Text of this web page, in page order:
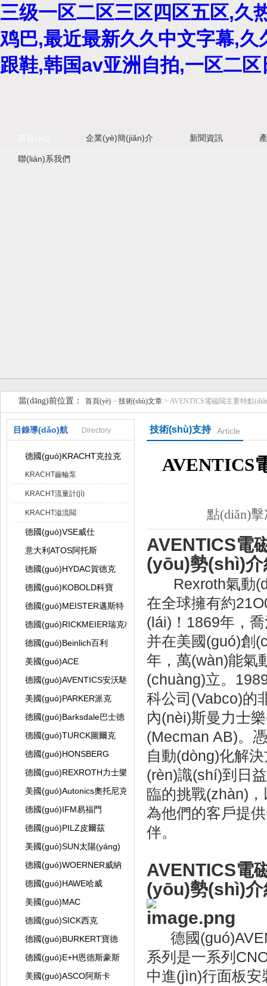
三级一区二区三区四区五区,久
鸡巴,最近最新久久中文字幕,
跟鞋,韩国av亚洲自拍,一区二
上海維特銳實(shí)業(yè)發(fā)展有限公司
企業(yè)簡(jiǎn)介 新聞資訊
聯(lián)系我們
當(dāng)前位置： 首頁(yè) > 技術(shù)文章 > AVENTICS電磁閥主要特點
目錄導(dǎo)航 Directory
德國(guó)KRACHT克拉克
KRACHT齒輪泵
KRACHT流量計(jì)
KRACHT溢流閥
德國(guó)VSE威仕
意大利ATOS阿托斯
德國(guó)HYDAC賀德克
德國(guó)KOBOLD科寶
德國(guó)MEISTER邁斯特
德國(guó)RICKMEIER瑞克梅爾
德國(guó)Beinlich百利
美國(guó)ACE
德國(guó)AVENTICS安沃馳
美國(guó)PARKER派克
德國(guó)Barksdale巴士德
德國(guó)TURCK圖爾克
德國(guó)HONSBERG
德國(guó)REXROTH力士樂(lè)
美國(guó)Autonics奧托尼克斯
德國(guó)IFM易福門
德國(guó)PILZ皮爾茲
美國(guó)SUN太陽(yáng)
德國(guó)WOERNER威納
德國(guó)HAWE哈威
美國(guó)MAC
德國(guó)SICK西克
德國(guó)BURKERT寶德
德國(guó)E+H恩德斯豪斯
美國(guó)ASCO阿斯卡
技術(shù)支持 Article
AVENTICS
點(diǎn)
AVENTICS電
(yōu)勢(shì)介
Rexroth氣動
在全球擁有約
(lái)！1869年，
并在美國(guó)創
年，萬(wàn)能氣
(chuàng)立。
科公司(Vabco)的
內(nèi)斯曼力士
(Mecman AB)。
自動(dòng)化解
(rèn)識(shí)到日
臨的挑戰(zhàn)
為他們的客戶提
伴。
AVENTICS電
(yōu)勢(shì)介
德國
系列是一系列
中進(jìn)行面板